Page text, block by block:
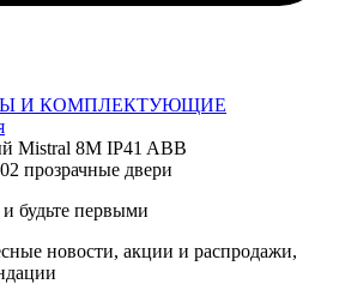
И КОМПЛЕКТУЮЩИЕ
Mistral 8M IP41 ABB
прозрачные двери
будьте первыми
новости, акции и распродажи,